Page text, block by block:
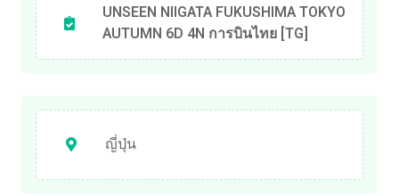
UNSEEN NIIGATA FUKUSHIMA TOKYO
AUTUMN 6D 4N การบินไทย [TG]
ญี่ปุ่น